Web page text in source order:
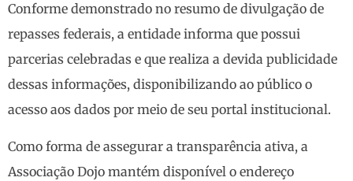
Conforme demonstrado no resumo de divulgação de
repasses federais, a entidade informa que possui
parcerias celebradas e que realiza a devida publicidade
dessas informações, disponibilizando ao público o
acesso aos dados por meio de seu portal institucional.
Como forma de assegurar a transparência ativa, a
Associação Dojo mantém disponível o endereço